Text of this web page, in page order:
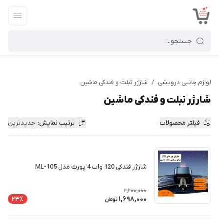
لوازم جانبی درویشی / شارژر تبلت و فندکی ماشین
شارژر تبلت و فندکی ماشین
فیلتر محصولات ترتیب نمایش: جدیدترین
شارژر فندکی 120 وات 4 پورت مدل ML-105
2,200,000
1,698,000 تومان 23٪